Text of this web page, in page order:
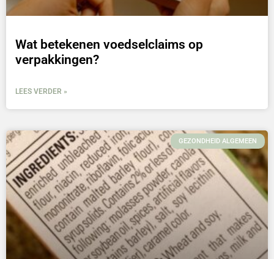
Wat betekenen voedselclaims op
verpakkingen?
LEES VERDER »
GEZONDHEID ALGEMEEN